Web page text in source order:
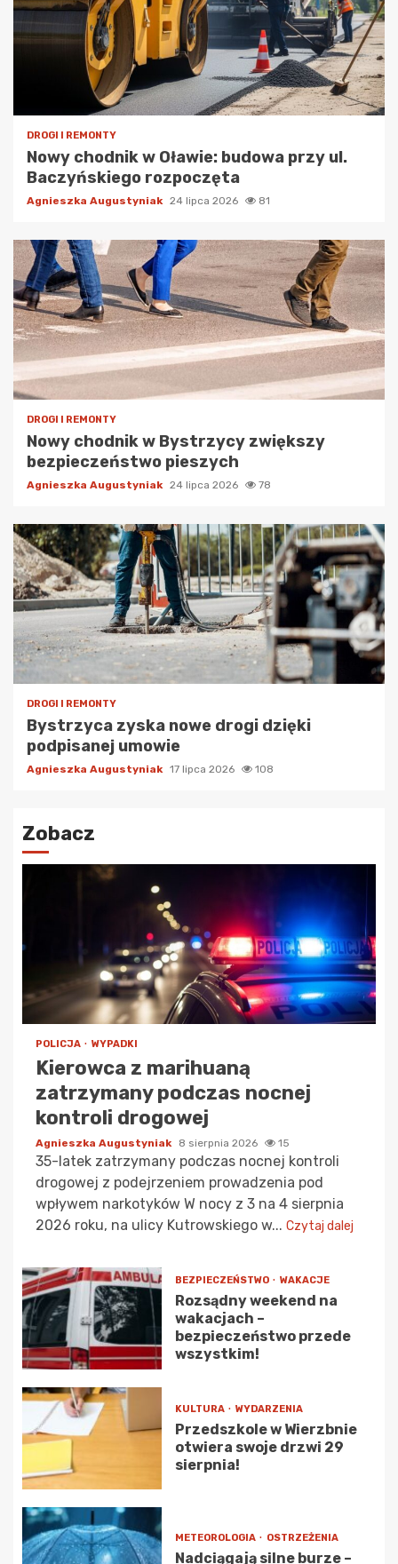
DROGI I REMONTY
Nowy chodnik w Oławie: budowa przy ul.
Baczyńskiego rozpoczęta
Agnieszka Augustyniak 24 lipca 2026 81
DROGI I REMONTY
Nowy chodnik w Bystrzycy zwiększy
bezpieczeństwo pieszych
Agnieszka Augustyniak 24 lipca 2026 78
DROGI I REMONTY
Bystrzyca zyska nowe drogi dzięki
podpisanej umowie
Agnieszka Augustyniak 17 lipca 2026 108
Zobacz
POLICJA WYPADKI
Kierowca z marihuaną
zatrzymany podczas nocnej
kontroli drogowej
Agnieszka Augustyniak 8 sierpnia 2026 15
35-latek zatrzymany podczas nocnej kontroli
drogowej z podejrzeniem prowadzenia pod
wpływem narkotyków W nocy z 3 na 4 sierpnia
2026 roku, na ulicy Kutrowskiego w... Czytaj dalej
BEZPIECZEŃSTWO WAKACJE
Rozsądny weekend na
wakacjach –
bezpieczeństwo przede
wszystkim!
KULTURA WYDARZENIA
Przedszkole w Wierzbnie
otwiera swoje drzwi 29
sierpnia!
METEOROLOGIA OSTRZEŻENIA
Nadciągają silne burze –